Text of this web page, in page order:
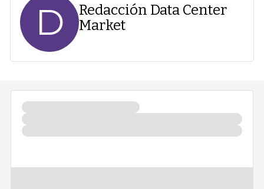
D
Redacción Data Center
Market